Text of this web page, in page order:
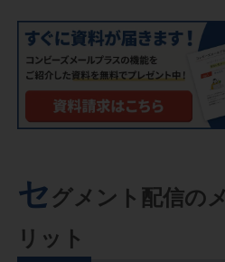
セ グメント配信の
リット